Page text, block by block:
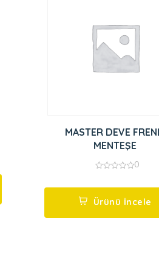
MASTER DEVE
MENTEŞE
5
0
Ürünü İncele